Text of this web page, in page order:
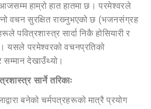
हाम्रो हात हातमा छ। परमेश्‍वरले
वचन सुरक्षित राख्‍नुभएको छ (भजनसंग्रह
पवित्रशास्‍त्र सार्दा निकै होसियारी र
यसले परमेश्‍वरको वचनप्रतिको
देखाउँथ्यो।
सार्ने तरिकाः
बनेको चर्मपत्रहरूको मात्रै प्रयोग